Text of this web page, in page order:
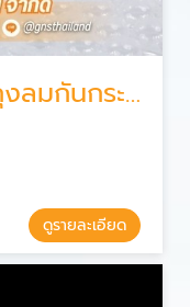
โรงงานผลิตออกแบบถุงลมกันกระแทก
ดูรายละเอียด